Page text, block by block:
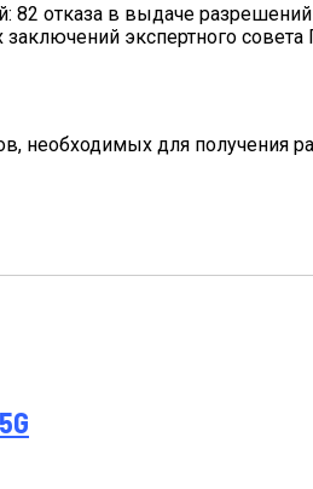
отказа в выдаче разрешений
экспертного совета
необходимых для получения